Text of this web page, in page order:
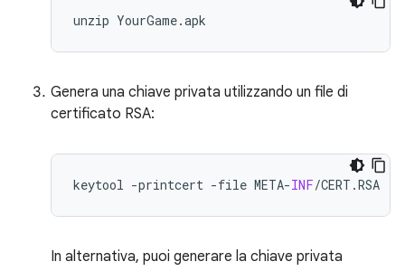
Genera una chiave privata utilizzando un file di
certificato RSA:
keytool -printcert -file META-INF/CERT .RSA
In alternativa, puoi generare la chiave privata